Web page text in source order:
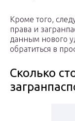
Кроме того,
права и
данным нового
обратиться в
Сколько